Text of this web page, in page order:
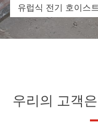
유럽식 전기 호이스
우리의 고객